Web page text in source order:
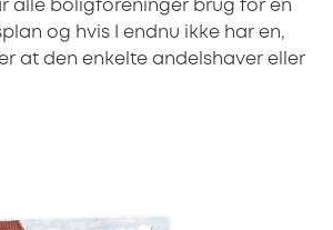
alle boligforeninger brug for en
og hvis I endnu ikke har en,
at den enkelte andelshaver eller